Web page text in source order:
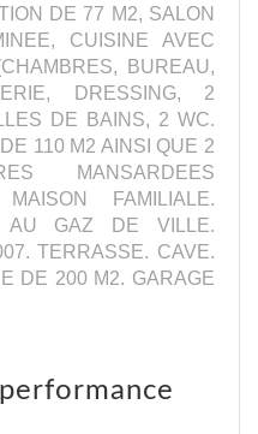
DE 77 M2, SALON
CUISINE AVEC
BUREAU,
DRESSING, 2
DE BAINS, 2 WC.
110 M2 AINSI QUE 2
MANSARDEES
FAMILIALE.
AU GAZ DE VILLE.
TERRASSE. CAVE.
DE 200 M2. GARAGE